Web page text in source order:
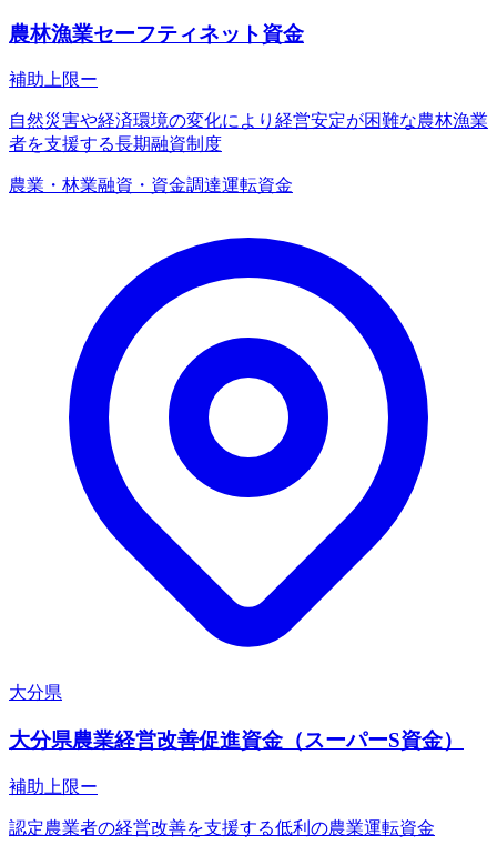
農林漁業セーフティネット資金
補助上限ー
自然災害や経済環境の変化により経営安定が困難な農林漁業
者を支援する長期融資制度
農業・林業融資・資金調達運転資金
大分県
大分県農業経営改善促進資金（スーパーS資金）
補助上限ー
認定農業者の経営改善を支援する低利の農業運転資金